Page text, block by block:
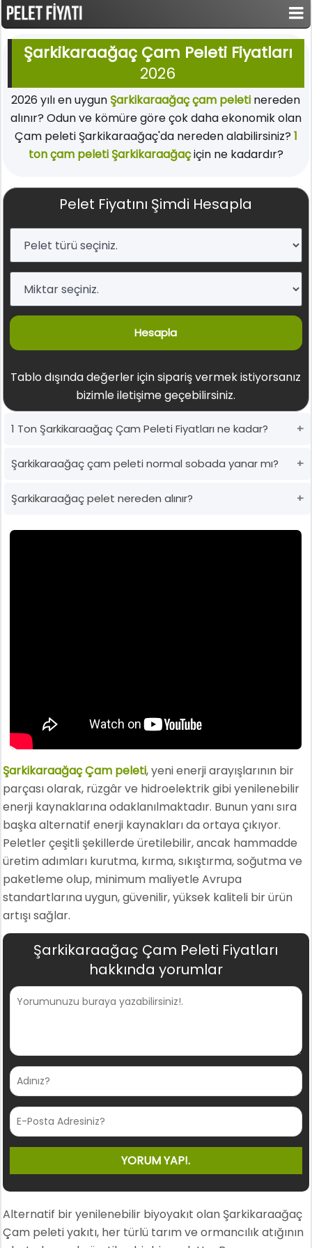
Şarkikaraağaç Çam Peleti Fiyatları
2026
2026 yılı en uygun Şarkikaraağaç çam peleti nereden
alınır? Odun ve kömüre göre çok daha ekonomik olan
Çam peleti Şarkikaraağaç'da nereden alabilirsiniz? 1
ton çam peleti Şarkikaraağaçiçin ne kadardır?
Pelet Fiyatını Şimdi Hesapla
Hesapla
Tablo dışında değerler için sipariş vermek istiyorsanız
bizimle iletişime geçebilirsiniz.
1 Ton Şarkikaraağaç Çam Peleti Fiyatları ne kadar?
Şarkikaraağaç çam peleti normal sobada yanar mı?
Şarkikaraağaç pelet nereden alınır?
Şarkikaraağaç Çam peleti, yeni enerji arayışlarının bir
parçası olarak, rüzgâr ve hidroelektrik gibi yenilenebilir
enerji kaynaklarına odaklanılmaktadır. Bunun yanı sıra
başka alternatif enerji kaynakları da ortaya çıkıyor.
Peletler çeşitli şekillerde üretilebilir, ancak hammadde
üretim adımları kurutma, kırma, sıkıştırma, soğutma ve
paketleme olup, minimum maliyetle Avrupa
standartlarına uygun, güvenilir, yüksek kaliteli bir ürün
artışı sağlar.
Şarkikaraağaç Çam Peleti Fiyatları
hakkında yorumlar
Alternatif bir yenilenebilir biyoyakıt olan Şarkikaraağaç
Çam peleti yakıtı, her türlü tarım ve ormancılık atığının